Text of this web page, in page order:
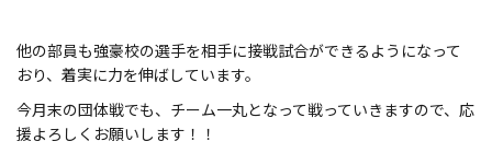
他の部員も強豪校の選手を相手に接戦試合ができるようになって
おり、着実に力を伸ばしています。
今月末の団体戦でも、チーム一丸となって戦っていきますので、応
援よろしくお願いします！！